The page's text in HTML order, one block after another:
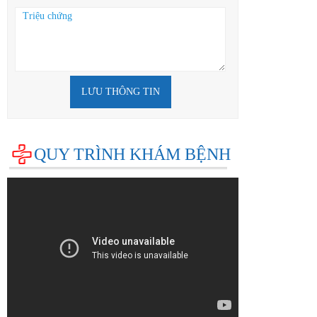
LƯU THÔNG TIN
QUY TRÌNH KHÁM BỆNH